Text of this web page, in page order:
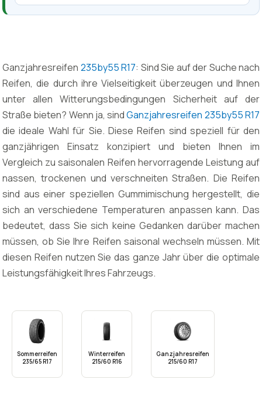
Ganzjahresreifen 235by55 R17: Sind Sie auf der Suche nach
Reifen, die durch ihre Vielseitigkeit überzeugen und Ihnen
unter allen Witterungsbedingungen Sicherheit auf der
Straße bieten? Wenn ja, sindGanzjahresreifen 235by55 R17
die ideale Wahl für Sie. Diese Reifen sind speziell für den
ganzjährigen Einsatz konzipiert und bieten Ihnen im
Vergleich zu saisonalen Reifen hervorragende Leistung auf
nassen, trockenen und verschneiten Straßen. Die Reifen
sind aus einer speziellen Gummimischung hergestellt, die
sich an verschiedene Temperaturen anpassen kann. Das
bedeutet, dass Sie sich keine Gedanken darüber machen
müssen, ob Sie Ihre Reifen saisonal wechseln müssen. Mit
diesen Reifen nutzen Sie das ganze Jahr über die optimale
Leistungsfähigkeit Ihres Fahrzeugs.
Sommerreifen
235/65 R17
Winterreifen
215/60 R16
Ganzjahresreifen
215/60 R17